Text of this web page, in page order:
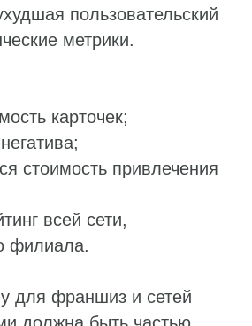
пользовательский
метрики.
карточек;
стоимость привлечения
всей сети,
филиала.
для франшиз и сетей